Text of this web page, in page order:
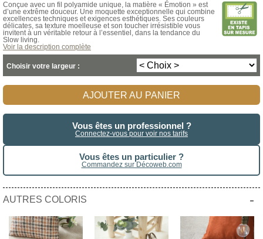
Conçue avec un fil polyamide unique, la matière « Émotion » est
d’une extrême douceur. Une moquette exceptionnelle qui combine
excellences techniques et exigences esthétiques. Ses couleurs
délicates, sa texture moelleuse et son toucher irrésistible vous
invitent à un véritable retour à l’essentiel, dans la tendance du
Slow living.
Voir la description complète
Choisir votre largeur :
AJOUTER AU PANIER
Vous êtes un professionnel ?
Connectez-vous pour voir nos tarifs
Vous êtes un particulier ?
Commandez sur Décoweb.com
AUTRES COLORIS -